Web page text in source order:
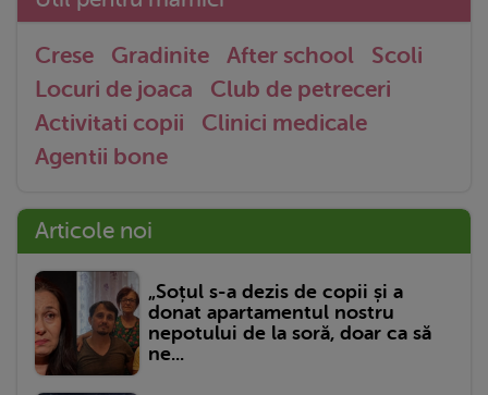
Crese Gradinite After school
Scoli
Locuri de joaca
Club de petreceri
Activitati copii
Clinici medicale
Agentii bone
Articole noi
„Soțul s-a dezis de copii și a
donat apartamentul nostru
nepotului de la soră, doar ca să
ne...